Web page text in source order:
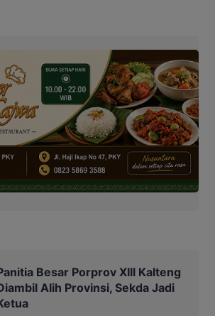
Besar Porprov Xlll Kalteng
Alih Provinsi, Sekda Jadi